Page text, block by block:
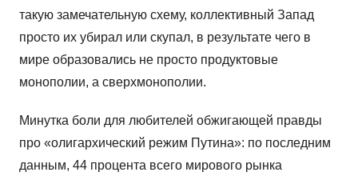
такую замечательную схему, коллективный Запад
просто их убирал или скупал, в результате чего в
мире образовались не просто продуктовые
монополии, а сверхмонополии.
Минутка боли для любителей обжигающей правды
про «олигархический режим Путина»: по последним
данным, 44 процента всего мирового рынка